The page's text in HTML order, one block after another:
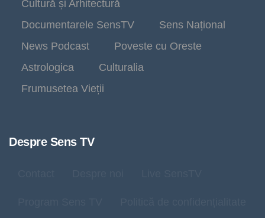
Cultură și Arhitectură
Documentarele SensTV
Sens Național
News Podcast
Poveste cu Oreste
Astrologica
Culturalia
Frumusetea Vieții
Despre Sens TV